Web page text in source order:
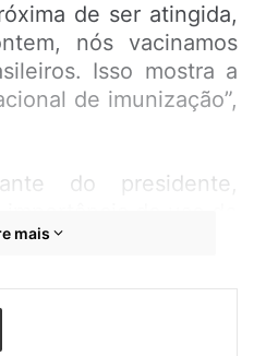
de ser atingida,
nós vacinamos
Isso mostra a
de imunização”,
do presidente,
social. “Se
a população do
mais